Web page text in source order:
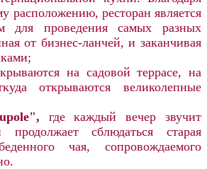
расположению, ресторан является
для проведения самых разных
от бизнес-ланчей, и заканчивая
на садовой террасе, на
открываются великолепные
где каждый вечер звучит
сблюдаться старая
чая, сопровождаемого